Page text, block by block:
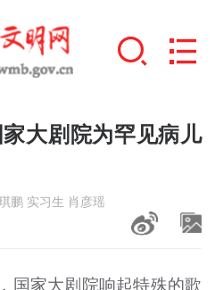
大剧院为罕见病儿
鹏 实习生 肖彦瑶
国家大剧院响起特殊的歌